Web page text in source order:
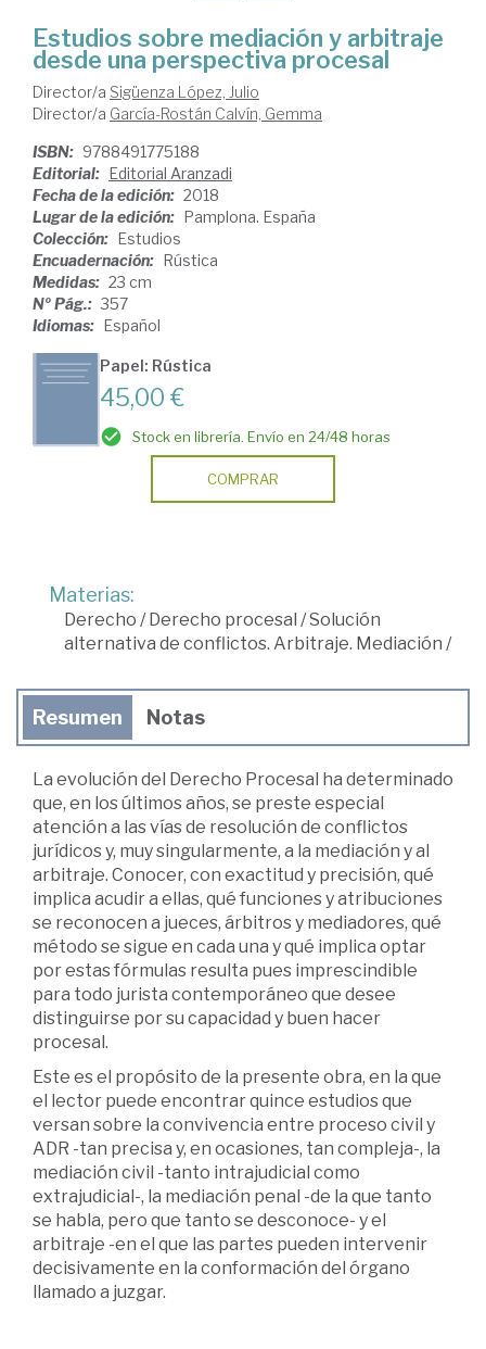
Estudios sobre mediación y arbitraje
desde una perspectiva procesal
Director/a Sigüenza López, Julio
Director/a García-Rostán Calvín, Gemma
ISBN: 9788491775188
Editorial: Editorial Aranzadi
Fecha de la edición: 2018
Lugar de la edición: Pamplona. España
Colección: Estudios
Encuadernación: Rústica
Medidas: 23 cm
Nº Pág.: 357
Idiomas: Español
Papel: Rústica
45,00 €
Stock en librería. Envío en 24/48 horas
COMPRAR
Materias:
Derecho / Derecho procesal /Solución
alternativa de conflictos. Arbitraje. Mediación /
Resumen Notas
La evolución del Derecho Procesal ha determinado
que, en los últimos años, se preste especial
atención a las vías de resolución de conflictos
jurídicos y, muy singularmente, a la mediación y al
arbitraje. Conocer, con exactitud y precisión, qué
implica acudir a ellas, qué funciones y atribuciones
se reconocen a jueces, árbitros y mediadores, qué
método se sigue en cada una y qué implica optar
por estas fórmulas resulta pues imprescindible
para todo jurista contemporáneo que desee
distinguirse por su capacidad y buen hacer
procesal.
Este es el propósito de la presente obra, en la que
el lector puede encontrar quince estudios que
versan sobre la convivencia entre proceso civil y
ADR -tan precisa y, en ocasiones, tan compleja-, la
mediación civil -tanto intrajudicial como
extrajudicial-, la mediación penal -de la que tanto
se habla, pero que tanto se desconoce- y el
arbitraje -en el que las partes pueden intervenir
decisivamente en la conformación del órgano
llamado a juzgar.